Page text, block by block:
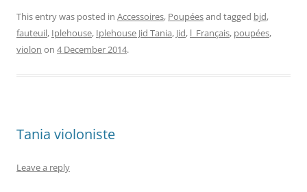
This entry was posted in Accessoires, Poupéesand tagged bjd,
fauteuil, Iplehouse, Iplehouse Jid Tania, Jid, l_Français, poupées,
violon on 4 December 2014.
Tania violoniste
Leave a reply